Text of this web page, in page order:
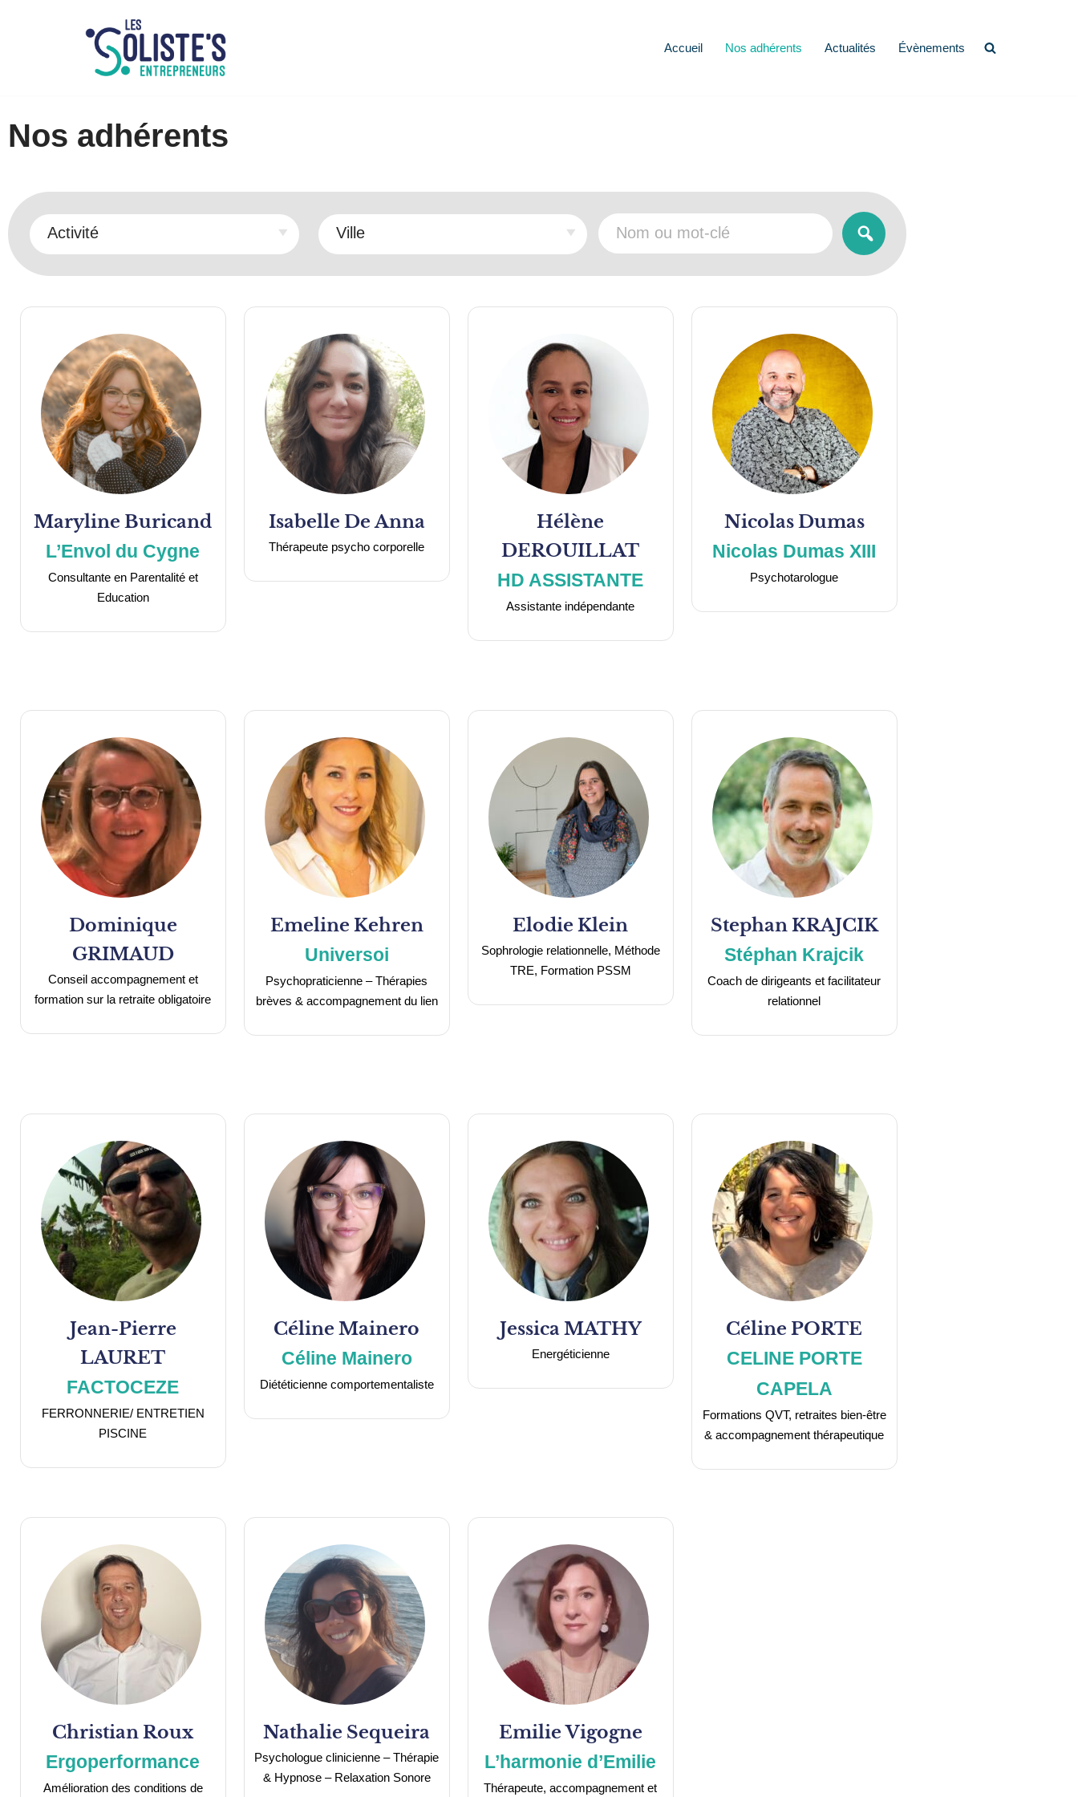
Accueil Nos adhérents Actualités Évènements
Nos adhérents
Activité Ville
Maryline Buricand
L’Envol du Cygne
Consultante en Parentalité et
Education
Isabelle De Anna
Thérapeute psycho corporelle
Hélène
DEROUILLAT
HD ASSISTANTE
Assistante indépendante
NicolasDumas
Nicolas Dumas XIII
Psychotarologue
Dominique
GRIMAUD
Conseil accompagnement et
formation sur la retraite obligatoire
Emeline Kehren
Universoi
Psychopraticienne – Thérapies
brèves & accompagnement du lien
Elodie Klein
Sophrologie relationnelle, Méthode
TRE, Formation PSSM
StephanKRAJCIK
Stéphan Krajcik
Coach de dirigeants et facilitateur
relationnel
Jean-Pierre
LAURET
FACTOCEZE
FERRONNERIE/ ENTRETIEN
PISCINE
Céline Mainero
Céline Mainero
Diététicienne comportementaliste
JessicaMATHY
Energéticienne
Céline PORTE
CELINE PORTE
CAPELA
Formations QVT, retraites bien-être
& accompagnement thérapeutique
Christian Roux
Ergoperformance
Amélioration des conditions de
Nathalie Sequeira
Psychologue clinicienne – Thérapie
& Hypnose – Relaxation Sonore
Emilie Vigogne
L’harmonie d’Emilie
Thérapeute, accompagnement et